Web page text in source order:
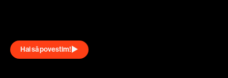
Hai să povestim!